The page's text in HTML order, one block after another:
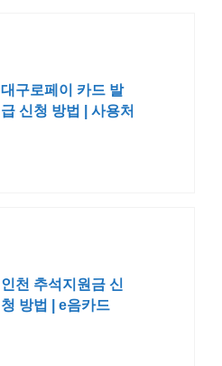
대구로페이 카드 발
급 신청 방법 | 사용처
인천 추석지원금 신
청 방법 | e음카드